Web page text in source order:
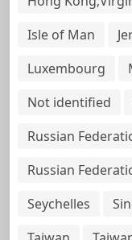
Isle of Man
Luxembourg
Not identified
Russian
Russian
Seychelles